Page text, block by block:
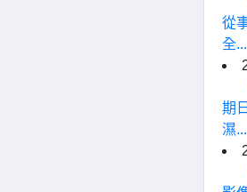
從
全...
期
濕...